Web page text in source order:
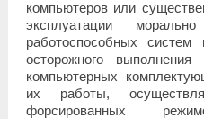
компьютеров или
эксплуатации
работоспособных
осторожного
компьютерных
их работы,
форсированных